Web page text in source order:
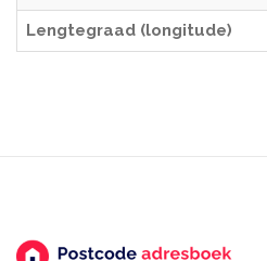
Lengtegraad (longitude)